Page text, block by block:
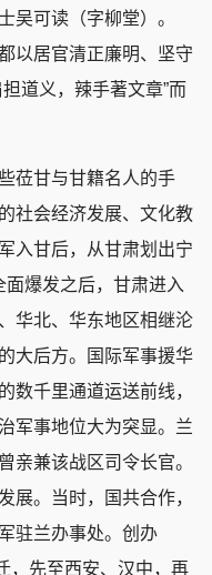
吴可读（字柳堂）。
以居官清正廉明、坚守
道义，辣手著文章”而
甘与甘籍名人的手
社会经济发展、文化教
入甘后，从甘肃划出宁
爆发之后，甘肃进入
华北、华东地区相继沦
大后方。国际军事援华
数千里通道运送前线，
军事地位大为突显。兰
亲兼该战区司令长官。
展。当时，国共合作，
驻兰办事处。创办
，先至西安、汉中，再